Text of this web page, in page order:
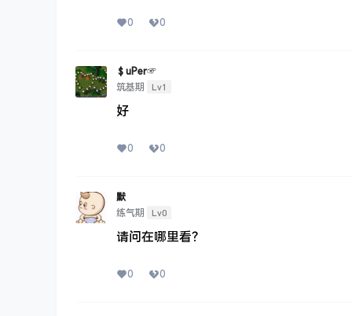
0 0
＄uΡer☞
筑基期
Lv1
好
0 0
默
练气期
Lv0
请问在哪里看？
0 0